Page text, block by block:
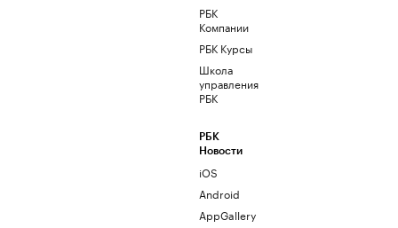
РБК
Компании
РБК Курсы
Школа
управления
РБК
РБК
Новости
iOS
Android
AppGallery